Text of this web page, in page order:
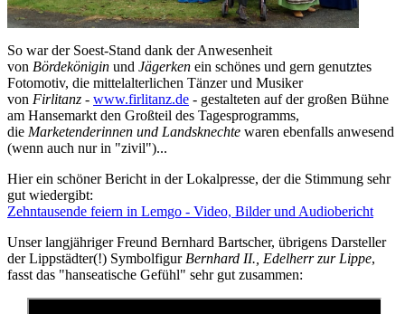
So war der Soest-Stand dank der Anwesenheit
von Bördekönigin und Jägerken ein schönes und gern genutztes
Fotomotiv, die mittelalterlichen Tänzer und Musiker
von Firlitanz - www.firlitanz.de - gestalteten auf der großen Bühne
am Hansemarkt den Großteil des Tagesprogramms,
die Marketenderinnen und Landsknechte waren ebenfalls anwesend
(wenn auch nur in "zivil")...
Hier ein schöner Bericht in der Lokalpresse, der die Stimmung sehr
gut wiedergibt:
Zehntausende feiern in Lemgo - Video, Bilder und Audiobericht
Unser langjähriger Freund Bernhard Bartscher, übrigens Darsteller
der Lippstädter(!) Symbolfigur Bernhard II., Edelherr zur Lippe,
fasst das "hanseatische Gefühl" sehr gut zusammen: